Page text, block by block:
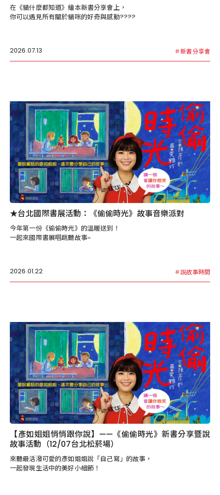
在《貓什麼都知道》繪本新書分享會上，
你可以遇見所有關於貓咪的好奇與感動????
2026.07.13 ＃新書分享會
★台北國際書展活動：《偷偷時光》故事音樂派對
今年第一份《偷偷時光》的溫暖送到！
一起來國際書展唱跳聽故事~
2026.01.22 ＃說故事時間
【彥如姐姐悄悄跟你說】——《偷偷時光》新書分享暨說
故事活動（12/07台北松菸場）
來聽最活潑可愛的彥如姐姐說「自己寫」的故事，
一起發現生活中的美好小細節！